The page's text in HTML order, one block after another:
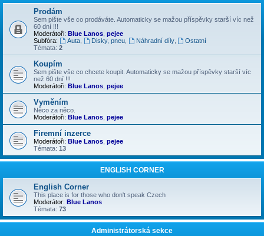
Prodám
Sem pište vše co prodáváte. Automaticky se mažou příspěvky starší víc než
60 dní !!!
Moderátoři: Blue Lanos pejee
Subfóra:
Auta, Disky, pneu, Náhradní díly,
Ostatní
Témata: 2
Koupím
Sem pište vše co chcete koupit. Automaticky se mažou příspěvky starší víc
než 60 dní !!!
Moderátoři: Blue Lanos pejee
Vyměním
Něco za něco.
Moderátoři: Blue Lanos pejee
Firemní inzerce
Moderátoři: Blue Lanos pejee
Témata: 13
ENGLISH CORNER
English Corner
This place is for those who don't speak Czech
Moderátor: Blue Lanos
Témata: 73
Administrátorská sekce